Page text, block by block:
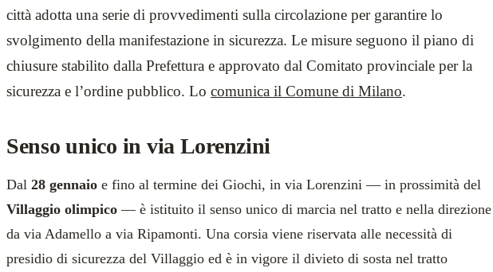
città adotta una serie di provvedimenti sulla circolazione per garantire lo
svolgimento della manifestazione in sicurezza. Le misure seguono il piano di
chiusure stabilito dalla Prefettura e approvato dal Comitato provinciale per la
sicurezza e l’ordine pubblico. Lo comunica il Comune di Milano.
Senso unico in via Lorenzini
Dal 28 gennaio e fino al termine dei Giochi, in via Lorenzini — in prossimità del
Villaggio olimpico — è istituito il senso unico di marcia nel tratto e nella direzione
da via Adamello a via Ripamonti. Una corsia viene riservata alle necessità di
presidio di sicurezza del Villaggio ed è in vigore il divieto di sosta nel tratto